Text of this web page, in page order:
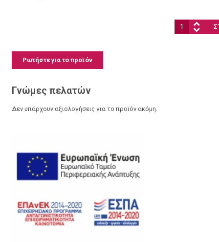
Ποσότητα:
Ρωτήστε για το προϊόν
Γνώμες πελατών
Δεν υπάρχουν αξιολογήσεις για το προϊόν ακόμη.